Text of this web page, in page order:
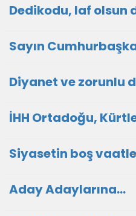
Dedikodu, laf olsun
Sayın
Diyanet ve zorunlu
İHH Ortadoğu,
Siyasetin boş
Aday Adaylarına…